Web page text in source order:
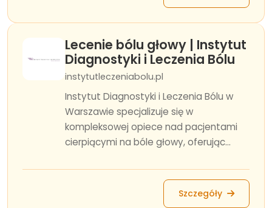
Lecenie bólu głowy | Instytut
Diagnostyki i Leczenia Bólu
instytutleczeniabolu.pl
Instytut Diagnostyki i Leczenia Bólu w
Warszawie specjalizuje się w
kompleksowej opiece nad pacjentami
cierpiącymi na bóle głowy, oferując...
Szczegóły